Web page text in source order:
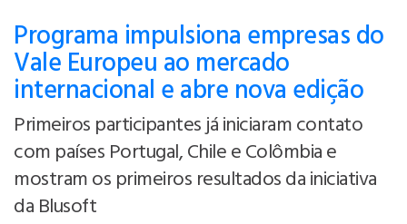
Programa impulsiona empresas do
Vale Europeu ao mercado
internacional e abre nova edição
Primeiros participantes já iniciaram contato
com países Portugal, Chile e Colômbia e
mostram os primeiros resultados da iniciativa
da Blusoft